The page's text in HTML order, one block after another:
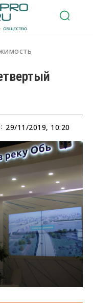
29/11/2019, 10:20